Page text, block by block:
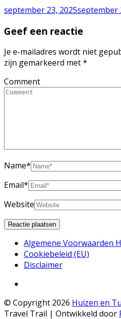
september 23, 2025september
Geef een reactie
Je e-mailadres wordt niet
zijn gemarkeerd met*
Comment
Name*
Email*
Website
Algemene Voorwaarden
Cookiebeleid (EU)
Disclaimer
© Copyright 2026 Huizen en
Travel Trail | Ontwikkeld door